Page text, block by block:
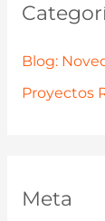
Blog:
Proyectos
Meta